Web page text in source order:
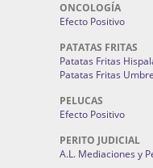
ONCOLOGÍA
Efecto Positivo
PATATAS FRITAS
Patatas Fritas
Patatas Fritas
PELUCAS
Efecto Positivo
PERITO JUDICIAL
A.L. Mediaciones y